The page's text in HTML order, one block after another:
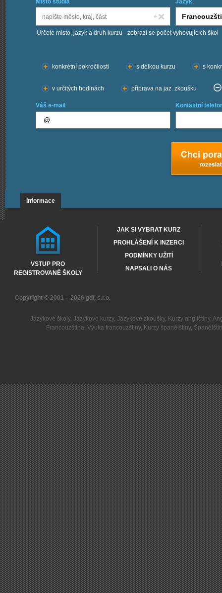
Místo studia Jazyk
Určete místo, jazyk a druh kurzu - zobrazí se počet vyhovujících škol
konkrétní pokročilosti
s délkou kurzu s
v určitých hodinách příprava na jaz. zkoušku
Váš e-mail Kontaktní
Informace
VSTUP PRO
REGISTROVANÉ ŠKOLY
JAK SI VYBRAT KURZ
PROHLÁŠENÍ K INZERCI
PODMÍNKY UŽITÍ
NAPSALI O NÁS
Copyright © 2001 – 2026 gdi, s.r.o.
Jazykové školy, Jazykové kurzy, Jazykové zkoušky, Kurzy angličtiny,
Francouzština,Výuka francouzštiny, Kurzy španělštiny,